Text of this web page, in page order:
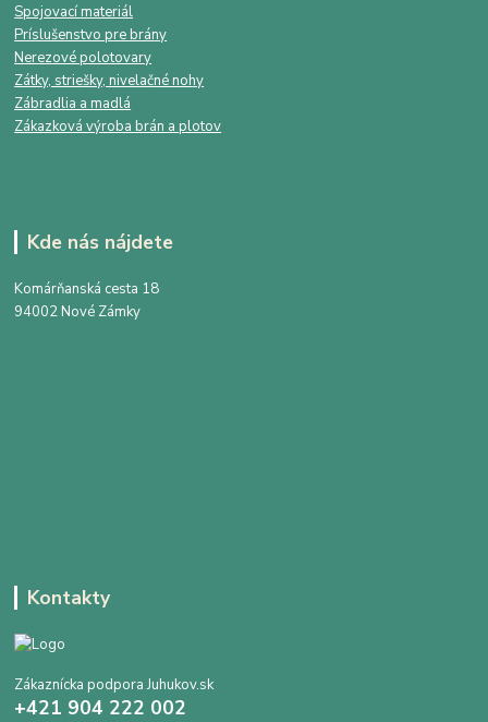
Spojovací materiál
Príslušenstvo pre brány
Nerezové polotovary
Zátky, striešky, nivelačné nohy
Zábradlia a madlá
Zákazková výroba brán a plotov
Kde nás nájdete
Komárňanská cesta 18
94002 Nové Zámky
Kontakty
Zákaznícka podpora Juhukov.sk
+421 904 222 002